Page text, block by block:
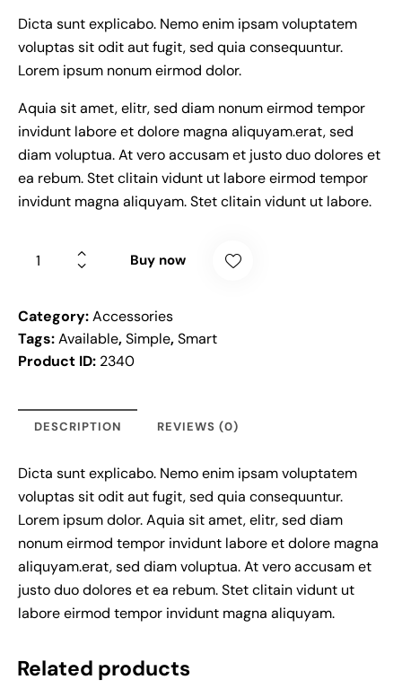
Dicta sunt explicabo. Nemo enim ipsam voluptatem
voluptas sit odit aut fugit, sed quia consequuntur.
Lorem ipsum nonum eirmod dolor.
Aquia sit amet, elitr, sed diam nonum eirmod tempor
invidunt labore et dolore magna aliquyam.erat, sed
diam voluptua. At vero accusam et justo duo dolores et
ea rebum. Stet clitain vidunt ut labore eirmod tempor
invidunt magna aliquyam. Stet clitain vidunt ut labore.
Buy now
Category:Accessories
Tags:Available,Simple,Smart
Product ID: 2340
DESCRIPTION REVIEWS (0)
Dicta sunt explicabo. Nemo enim ipsam voluptatem
voluptas sit odit aut fugit, sed quia consequuntur.
Lorem ipsum dolor. Aquia sit amet, elitr, sed diam
nonum eirmod tempor invidunt labore et dolore magna
aliquyam.erat, sed diam voluptua. At vero accusam et
justo duo dolores et ea rebum. Stet clitain vidunt ut
labore eirmod tempor invidunt magna aliquyam.
Related products